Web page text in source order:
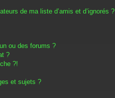
de ma liste d’amis et d’ignorés ?
ou des forums ?
?
?!
et sujets ?